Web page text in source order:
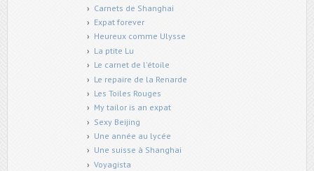
Carnets de Shanghai
Expat forever
Heureux comme Ulysse
La ptite Lu
Le carnet de l'étoile
Le repaire de la Renarde
Les Toiles Rouges
My tailor is an expat
Sexy Beijing
Une année au lycée
Une suisse à Shanghai
Voyagista